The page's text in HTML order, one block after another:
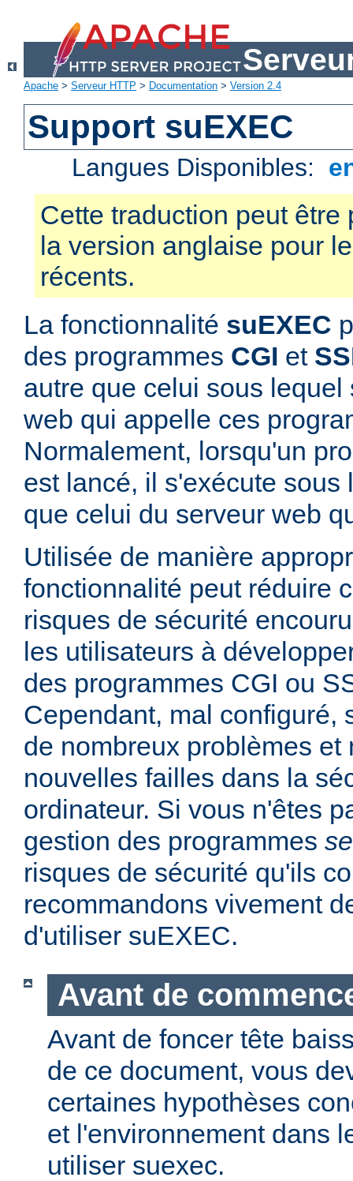
Apache > Serveur HTTP > Documentation > Version 2.4
Support suEXEC
Langues Disponibles:
Cette traduction peut être
la version anglaise pour
récents.
La fonctionnalité suEXEC
des programmes CGI et
autre que celui sous
web qui appelle ces
Normalement, lorsqu'un
est lancé, il s'exécute sous
que celui du serveur web
Utilisée de manière
fonctionnalité peut réduire
risques de sécurité
les utilisateurs à
des programmes CGI ou
Cependant, mal configuré,
de nombreux problèmes et
nouvelles failles dans la
ordinateur. Si vous n'êtes
gestion des programmes
risques de sécurité qu'ils
recommandons vivement
d'utiliser suEXEC.
Avant de
Avant de foncer tête
de ce document, vous
certaines hypothèses
et l'environnement dans
utiliser suexec.